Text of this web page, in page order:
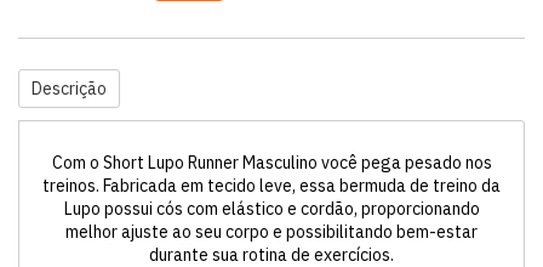
Descrição
Com o Short Lupo Runner Masculino você pega pesado nos
treinos. Fabricada em tecido leve, essa bermuda de treino da
Lupo possui cós com elástico e cordão, proporcionando
melhor ajuste ao seu corpo e possibilitando bem-estar
durante sua rotina de exercícios.